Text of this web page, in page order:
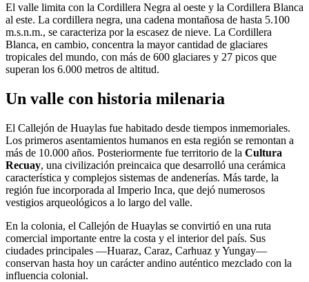
El valle limita con la Cordillera Negra al oeste y la Cordillera Blanca
al este. La cordillera negra, una cadena montañosa de hasta 5.100
m.s.n.m., se caracteriza por la escasez de nieve. La Cordillera
Blanca, en cambio, concentra la mayor cantidad de glaciares
tropicales del mundo, con más de 600 glaciares y 27 picos que
superan los 6.000 metros de altitud.
Un valle con historia milenaria
El Callejón de Huaylas fue habitado desde tiempos inmemoriales.
Los primeros asentamientos humanos en esta región se remontan a
más de 10.000 años. Posteriormente fue territorio de la Cultura
Recuay, una civilización preincaica que desarrolló una cerámica
característica y complejos sistemas de andenerías. Más tarde, la
región fue incorporada al Imperio Inca, que dejó numerosos
vestigios arqueológicos a lo largo del valle.
En la colonia, el Callejón de Huaylas se convirtió en una ruta
comercial importante entre la costa y el interior del país. Sus
ciudades principales —Huaraz, Caraz, Carhuaz y Yungay—
conservan hasta hoy un carácter andino auténtico mezclado con la
influencia colonial.